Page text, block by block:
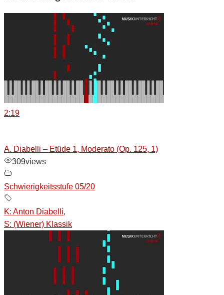
2:19
A. Diabelli – Etüde 1, Moderato (Op. 125, 1)
309views
Schwierigkeitsstufe 05/20
K: Anton Diabelli,
S: (Wiener) Klassik